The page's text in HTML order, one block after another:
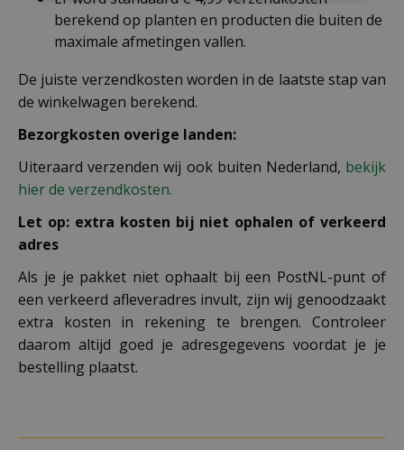
berekend op planten en producten die buiten de
maximale afmetingen vallen.
De juiste verzendkosten worden in de laatste stap van
de winkelwagen berekend.
Bezorgkosten overige landen:
Uiteraard verzenden wij ook buiten Nederland, bekijk
hier de verzendkosten.
Let op: extra kosten bij niet ophalen of verkeerd
adres
Als je je pakket niet ophaalt bij een PostNL-punt of
een verkeerd afleveradres invult, zijn wij genoodzaakt
extra kosten in rekening te brengen. Controleer
daarom altijd goed je adresgegevens voordat je je
bestelling plaatst.